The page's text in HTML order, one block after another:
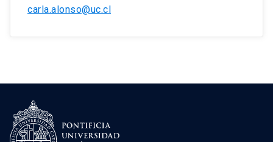
carla.alonso@uc.cl